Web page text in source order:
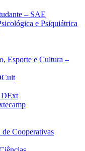
– SAE
e Psiquiátrica
Esporte e Cultura –
DExt
Cooperativas